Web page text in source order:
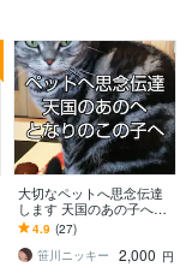
大切なペットへ思念伝達
します 天国のあの子へ★
いつも側にいてくれるこ
の子へ【お返事あり】
4.9 (27)
笹川ニッキー
2,000 円